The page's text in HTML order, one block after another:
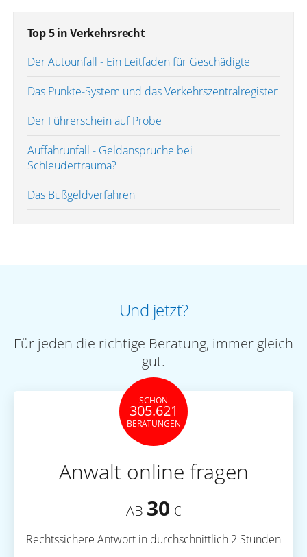
Top 5 in Verkehrsrecht
Der Autounfall - Ein Leitfaden für Geschädigte
Das Punkte-System und das Verkehrszentralregister
Der Führerschein auf Probe
Auffahrunfall - Geldansprüche bei
Schleudertrauma?
Das Bußgeldverfahren
Und jetzt?
Für jeden die richtige Beratung, immer gleich
gut.
SCHON
305.621
BERATUNGEN
Anwalt online fragen
AB 30 €
Rechtssichere Antwort in durchschnittlich 2 Stunden